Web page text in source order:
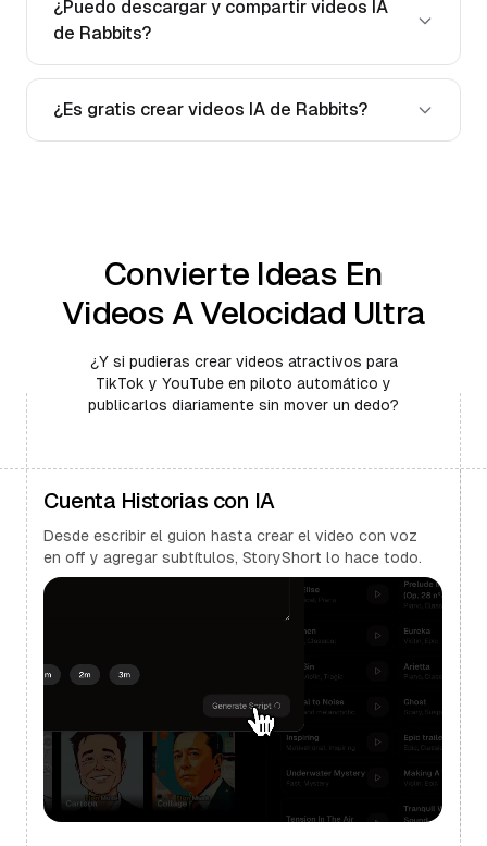
¿Puedo descargar y compartir videos IA
de Rabbits?
¿Es gratis crear videos IA de Rabbits?
Convierte Ideas En
Videos A Velocidad Ultra
¿Y si pudieras crear videos atractivos para
TikTok y YouTube en piloto automático y
publicarlos diariamente sin mover un dedo?
Cuenta Historias con IA
Desde escribir el guion hasta crear el video con voz
en off y agregar subtítulos, StoryShort lo hace todo.